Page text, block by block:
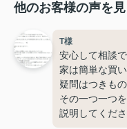
他のお客様の声を
T様
安心して相談
家は簡単な買
疑問はつきもの
その一つ一つ
説明してくだ